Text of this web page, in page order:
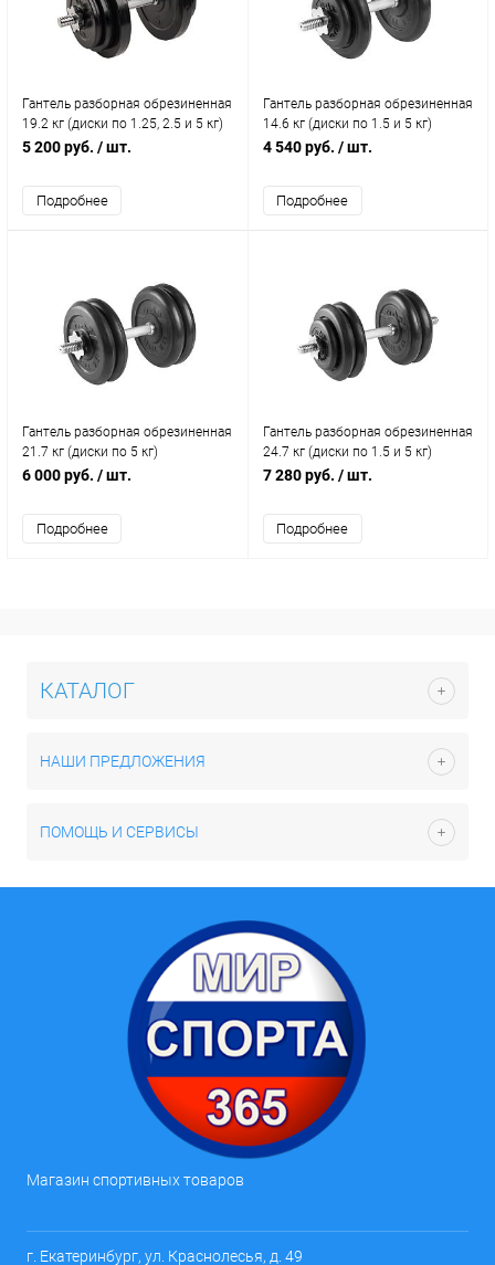
Гантель разборная обрезиненная
19.2 кг (диски по 1.25, 2.5 и 5 кг)
5 200 руб. / шт.
Подробнее
Гантель разборная обрезиненная
14.6 кг (диски по 1.5 и 5 кг)
4 540 руб. / шт.
Подробнее
Гантель разборная обрезиненная
21.7 кг (диски по 5 кг)
6 000 руб. / шт.
Подробнее
Гантель разборная обрезиненная
24.7 кг (диски по 1.5 и 5 кг)
7 280 руб. / шт.
Подробнее
КАТАЛОГ
НАШИ ПРЕДЛОЖЕНИЯ
ПОМОЩЬ И СЕРВИСЫ
Магазин спортивных товаров
г. Екатеринбург, ул. Краснолесья, д. 49